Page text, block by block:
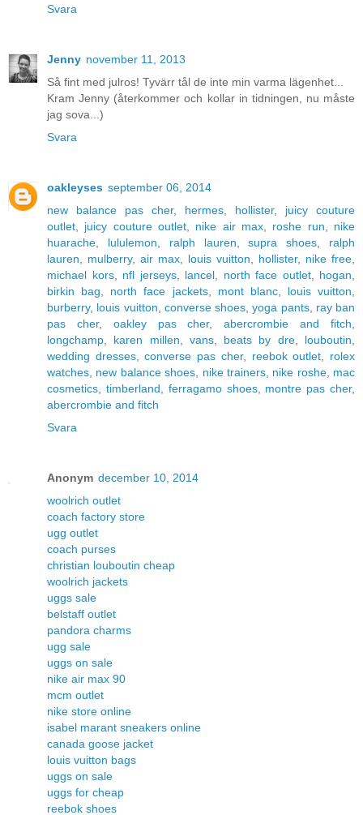
Svara
Jenny november 11, 2013
Så fint med julros! Tyvärr tål de inte min varma lägenhet...
Kram Jenny (återkommer och kollar in tidningen, nu måste
jag sova...)
Svara
oakleyses september 06, 2014
new balance pas cher, hermes, hollister, juicy couture
outlet, juicy couture outlet, nike air max, roshe run, nike
huarache, lululemon, ralph lauren,supra shoes, ralph
lauren, mulberry, air max, louis vuitton, hollister, nike free,
michael kors, nfl jerseys, lancel, north face outlet, hogan,
birkin bag, north face jackets, mont blanc, louis vuitton,
burberry, louis vuitton, converse shoes,yoga pants, ray ban
pas cher, oakley pas cher,abercrombie and fitch,
longchamp, karen millen, vans, beats by dre, louboutin,
wedding dresses,converse pas cher, reebok outlet, rolex
watches, new balance shoes, nike trainers, nike roshe, mac
cosmetics, timberland, ferragamo shoes, montre pas cher,
abercrombie and fitch
Svara
Anonym december 10, 2014
woolrich outlet
coach factory store
ugg outlet
coach purses
christian louboutin cheap
woolrich jackets
uggs sale
belstaff outlet
pandora charms
ugg sale
uggs on sale
nike air max 90
mcm outlet
nike store online
isabel marant sneakers online
canada goose jacket
louis vuitton bags
uggs on sale
uggs for cheap
reebok shoes